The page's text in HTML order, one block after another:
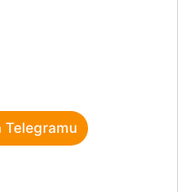
Telegramu